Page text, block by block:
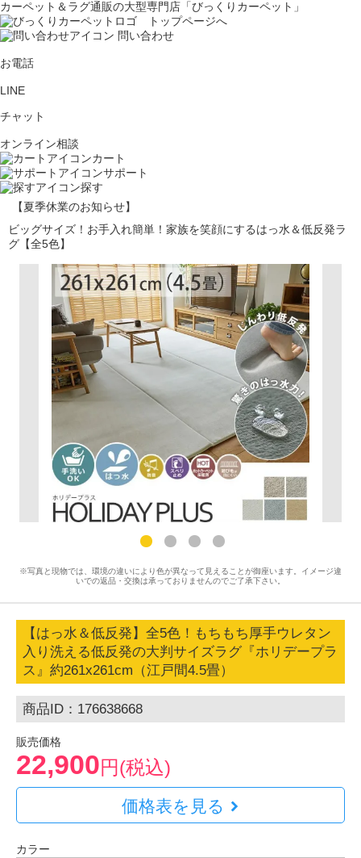
カーペット＆ラグ通販の大型専門店「びっくりカーペット」
問い合わせ
お電話
LINE
チャット
オンライン相談
カート
サポート
探す
【夏季休業のお知らせ】
ビッグサイズ！お手入れ簡単！家族を笑顔にするはっ水＆低反発ラ
グ【全5色】
※写真と現物では、環境の違いにより色が異なって見えることが御座います。イメージ違
いでの返品・交換は承っておりませんのでご了承下さい。
【はっ水＆低反発】全5色！もちもち厚手ウレタン
入り洗える低反発の大判サイズラグ『ホリデープラ
ス』約261x261cm（江戸間4.5畳）
商品ID：176638668
販売価格
22,900円(税込)
価格表を見る
カラー